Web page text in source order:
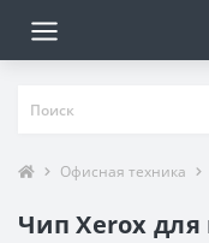
Офисная техника
Чип Xerox